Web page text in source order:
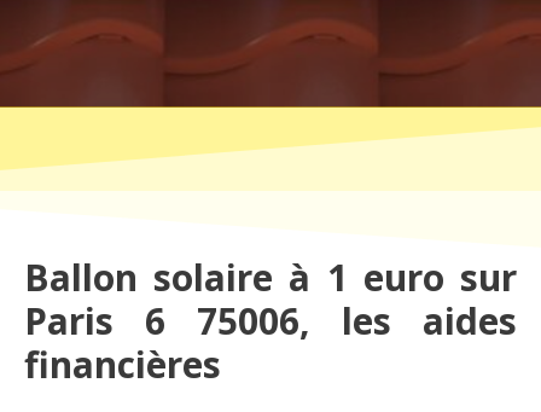
Ballon solaire à 1 euro sur
Paris 6 75006, les aides
financières